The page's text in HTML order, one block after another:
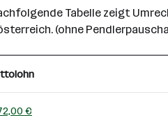
Tabelle zeigt
(ohne
€